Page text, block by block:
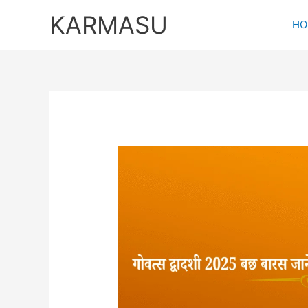
KARMASU